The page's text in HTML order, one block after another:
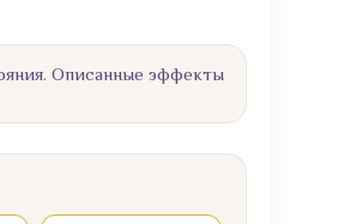
Описанные эффекты